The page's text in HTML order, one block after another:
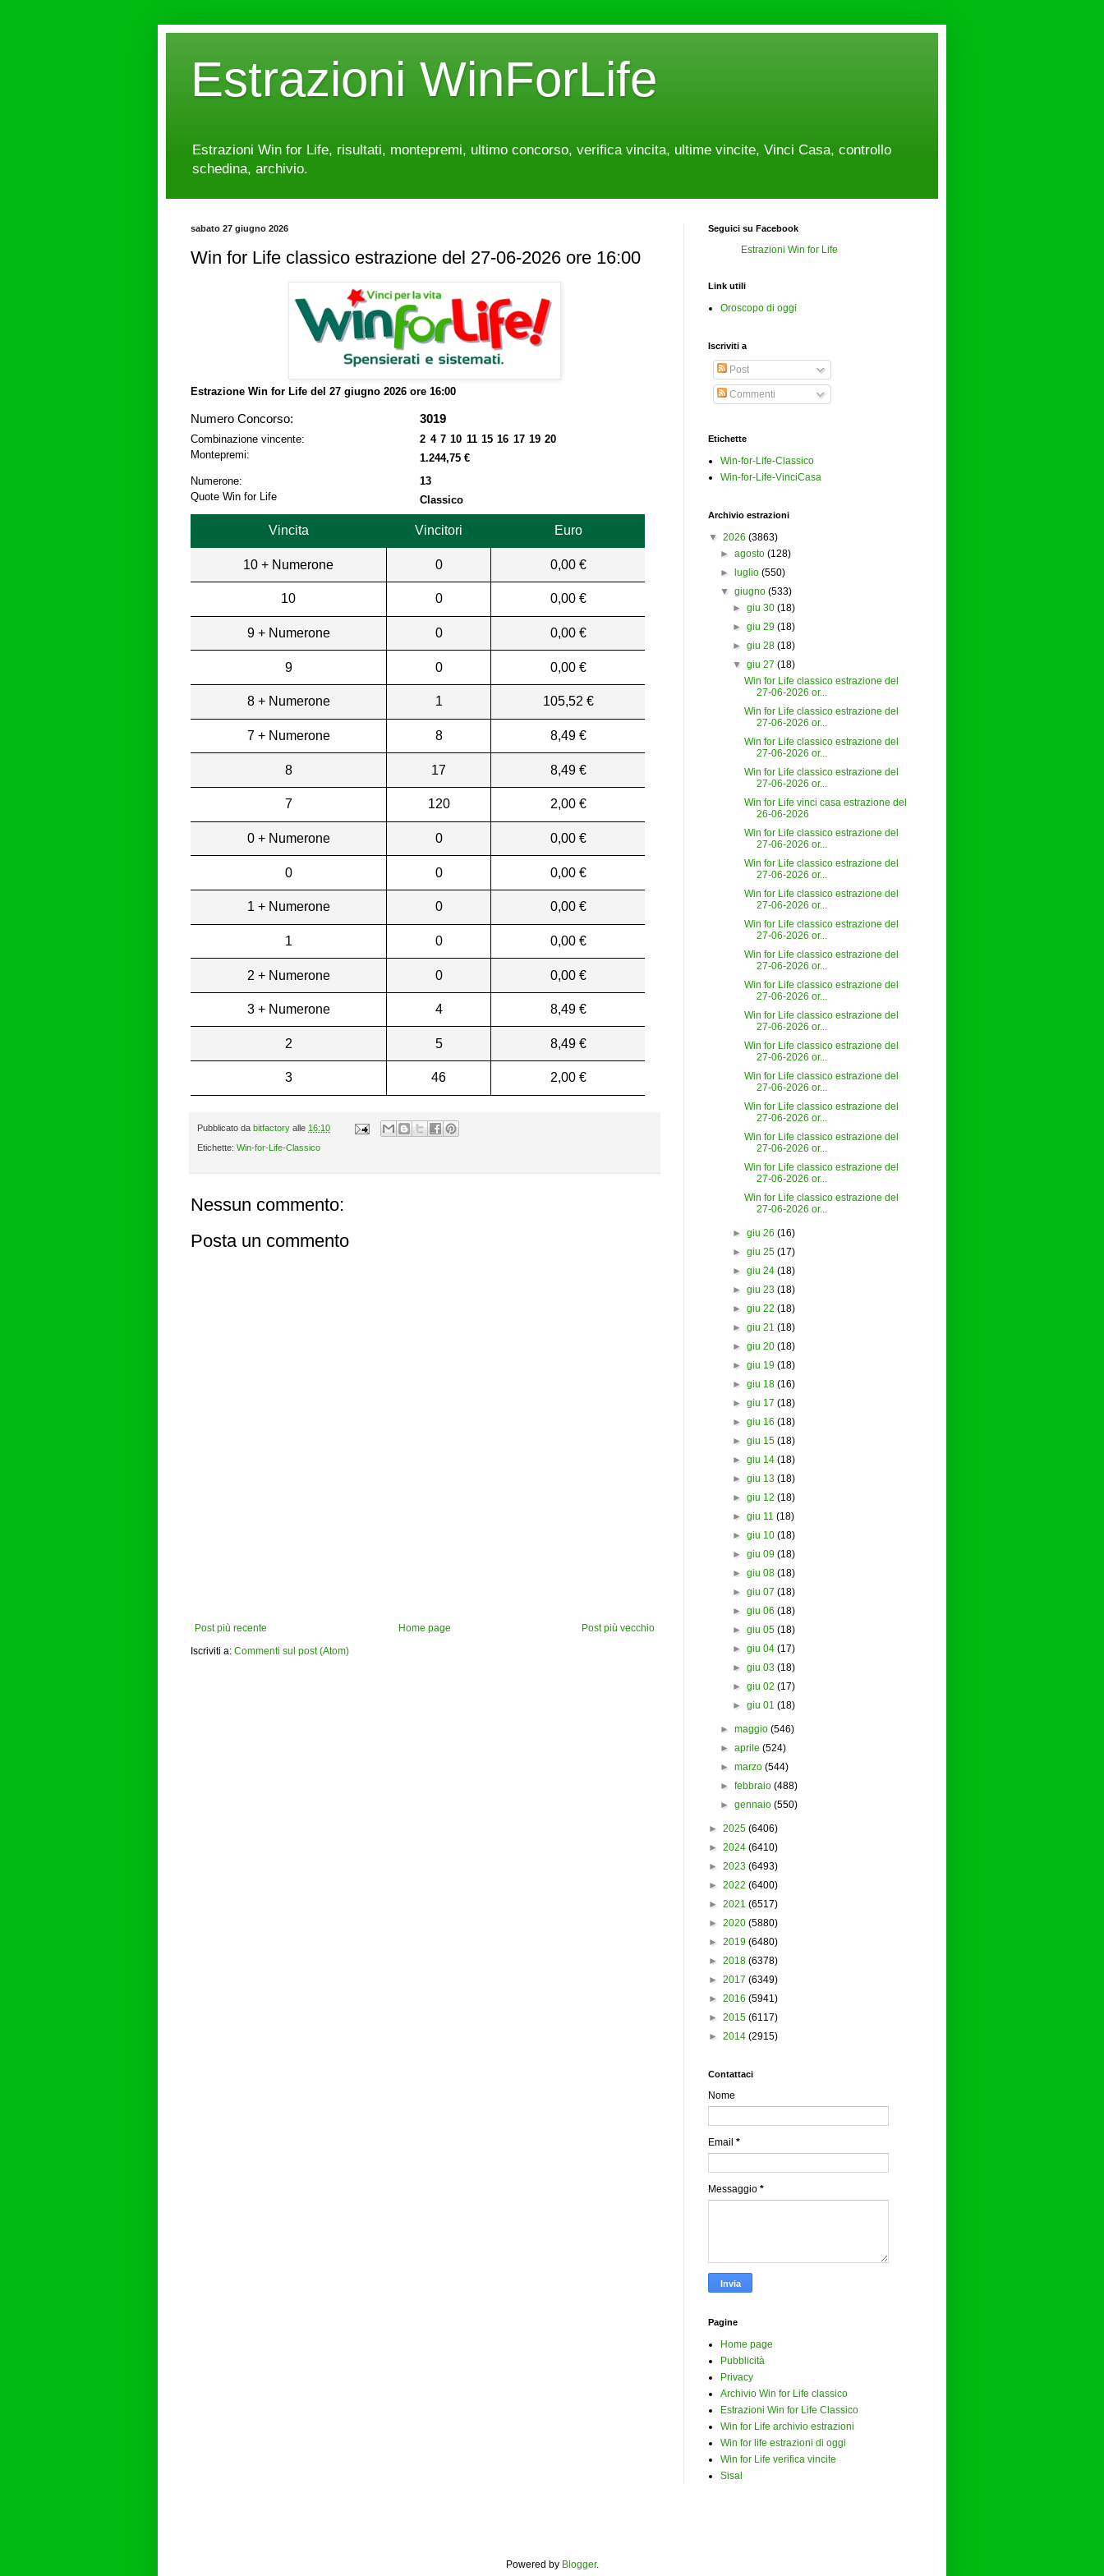
Estrazioni WinForLife
Estrazioni Win for Life, risultati, montepremi, ultimo concorso, verifica vincita, ultime vincite, Vinci Casa, controllo
schedina, archivio.
sabato 27 giugno 2026
Win for Life classico estrazione del 27-06-2026 ore 16:00
Estrazione Win for Life del 27 giugno 2026 ore 16:00
Numero Concorso: 3019
Combinazione vincente:
2 4 7 10 11 15 16 17 19 20
Montepremi:
1.244,75 €
Numerone:
13
Quote Win for Life
Classico
Vincita Vincitori Euro
10 + Numerone 0 0,00 €
10 0 0,00 €
9 + Numerone 0 0,00 €
9 0 0,00 €
8 + Numerone 1 105,52 €
7 + Numerone 8 8,49 €
8 17 8,49 €
7 120 2,00 €
0 + Numerone 0 0,00 €
0 0 0,00 €
1 + Numerone 0 0,00 €
1 0 0,00 €
2 + Numerone 0 0,00 €
3 + Numerone 4 8,49 €
2 5 8,49 €
3 46 2,00 €
Pubblicato da bitfactory alle 16:10
Etichette: Win-for-Life-Classico
Nessun commento:
Posta un commento
Post più recente Post più vecchio
Home page
Iscriviti a: Commenti sul post (Atom)
Seguici su Facebook
Estrazioni Win for Life
Link utili
Oroscopo di oggi
Iscriviti a
Post
Commenti
Etichette
Win-for-Life-Classico
Win-for-Life-VinciCasa
Archivio estrazioni
▼ 2026 (3863)
►agosto (128)
►
luglio (550)
▼ giugno (533)
► giu 30 (18)
► giu 29 (18)
► giu 28 (18)
▼ giu 27 (18)
Win for Life classico estrazione del
27-06-2026 or...
Win for Life classico estrazione del
27-06-2026 or...
Win for Life classico estrazione del
27-06-2026 or...
Win for Life classico estrazione del
27-06-2026 or...
Win for Life vinci casa estrazione del
26-06-2026
Win for Life classico estrazione del
27-06-2026 or...
Win for Life classico estrazione del
27-06-2026 or...
Win for Life classico estrazione del
27-06-2026 or...
Win for Life classico estrazione del
27-06-2026 or...
Win for Life classico estrazione del
27-06-2026 or...
Win for Life classico estrazione del
27-06-2026 or...
Win for Life classico estrazione del
27-06-2026 or...
Win for Life classico estrazione del
27-06-2026 or...
Win for Life classico estrazione del
27-06-2026 or...
Win for Life classico estrazione del
27-06-2026 or...
Win for Life classico estrazione del
27-06-2026 or...
Win for Life classico estrazione del
27-06-2026 or...
Win for Life classico estrazione del
27-06-2026 or...
► giu 26 (16)
► giu 25 (17)
► giu 24 (18)
► giu 23 (18)
► giu 22 (18)
► giu 21 (18)
► giu 20 (18)
► giu 19 (18)
► giu 18 (16)
► giu 17 (18)
► giu 16 (18)
► giu 15 (18)
► giu 14 (18)
► giu 13 (18)
► giu 12 (18)
► giu 11 (18)
► giu 10 (18)
► giu 09 (18)
► giu 08 (18)
► giu 07 (18)
► giu 06 (18)
► giu 05 (18)
► giu 04 (17)
► giu 03 (18)
► giu 02 (17)
► giu 01 (18)
►maggio (546)
►aprile (524)
►marzo (544)
►febbraio (488)
►gennaio (550)
► 2025 (6406)
► 2024 (6410)
► 2023 (6493)
► 2022 (6400)
► 2021 (6517)
► 2020 (5880)
► 2019 (6480)
► 2018 (6378)
► 2017 (6349)
► 2016 (5941)
► 2015 (6117)
► 2014 (2915)
Contattaci
Nome
Email *
Messaggio *
Pagine
Home page
Pubblicità
Privacy
Archivio Win for Life classico
Estrazioni Win for Life Classico
Win for Life archivio estrazioni
Win for life estrazioni di oggi
Win for Life verifica vincite
Sisal
Powered by Blogger.